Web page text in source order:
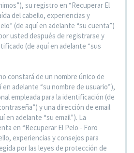
su registro en “Recuperar El
del cabello, experiencias y
(de aquí en adelante “su cuenta”)
usted después de registrarse y
(de aquí en adelante “sus
constará de un nombre único de
adelante “su nombre de usuario”),
empleada para la identificación (de
y una dirección de email
en adelante “su email”). La
en “Recuperar El Pelo - Foro
experiencias y consejos para
por las leyes de protección de